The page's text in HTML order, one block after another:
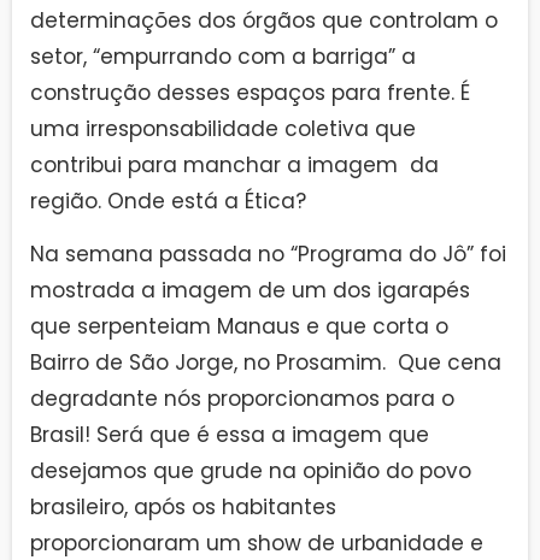
determinações dos órgãos que controlam o
setor, “empurrando com a barriga” a
construção desses espaços para frente. É
uma irresponsabilidade coletiva que
contribui para manchar a imagem da
região. Onde está a Ética?
Na semana passada no “Programa do Jô” foi
mostrada a imagem de um dos igarapés
que serpenteiam Manaus e que corta o
Bairro de São Jorge, no Prosamim. Que cena
degradante nós proporcionamos para o
Brasil! Será que é essa a imagem que
desejamos que grude na opinião do povo
brasileiro, após os habitantes
proporcionaram um show de urbanidade e